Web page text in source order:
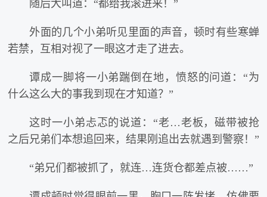
随后大叫道：“都给我滚进来！”
外面的几个小弟听见里面的声音，顿时有些寒蝉
若禁，互相对视了一眼这才走了进去。
谭成一脚将一小弟踹倒在地，愤怒的问道：“为
什么这么大的事我到现在才知道？”
这时一小弟忐忑的说道：“老…老板，磁带被抢
之后兄弟们本想追回来，结果刚追出去就遇到警察！”
“弟兄们都被抓了，就连…连货仓都差点被……”